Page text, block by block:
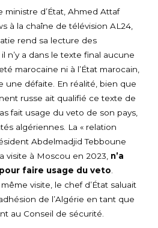
ministre d’État, Ahmed Attaf
à la chaîne de télévision AL24,
rend sa lecture des
n’y a dans le texte final aucune
marocaine ni à l’État marocain,
une défaite. En réalité, bien que
russe ait qualifié ce texte de
fait usage du veto de son pays,
algériennes. La « relation
Abdelmadjid Tebboune
visite à Moscou en 2023, n’a
faire usage du veto
visite, le chef d’État saluait
de l’Algérie en tant que
au Conseil de sécurité.